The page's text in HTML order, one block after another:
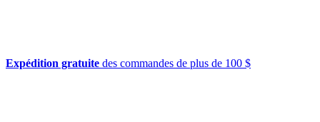
Expédition gratuite des commandes de plus de 100 $